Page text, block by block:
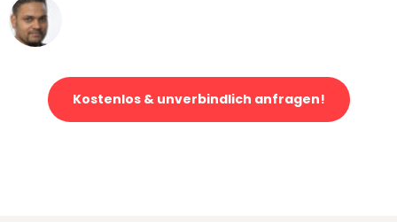
Kostenlos & unverbindlich anfragen!